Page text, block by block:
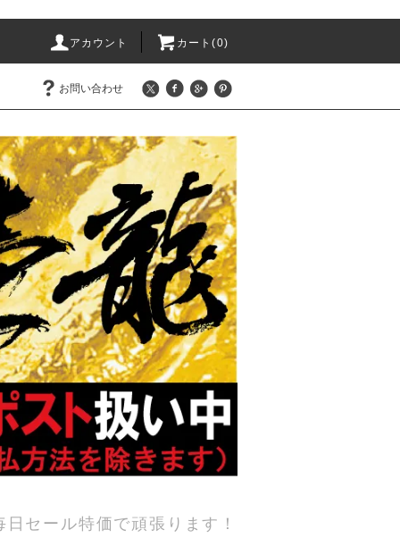
アカウント カート(0)
お問い合わせ
セール特価で頑張ります！